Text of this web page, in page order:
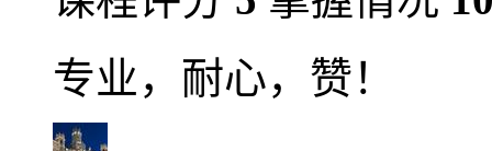
专业，耐心，赞！